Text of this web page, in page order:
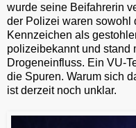
wurde seine Beifahrerin
der Polizei waren sowohl
Kennzeichen als
polizeibekannt und stand
Drogeneinfluss. Ein VU-
die Spuren. Warum sich
ist derzeit noch unklar.